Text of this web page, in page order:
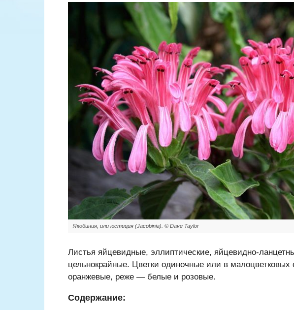
Якобиния, или юстиция (Jacobinia). © Dave Taylor
Листья яйцевидные, эллиптические, яйцевидно-
цельнокрайные. Цветки одиночные или в малоцветковых
оранжевые, реже — белые и розовые.
Содержание: